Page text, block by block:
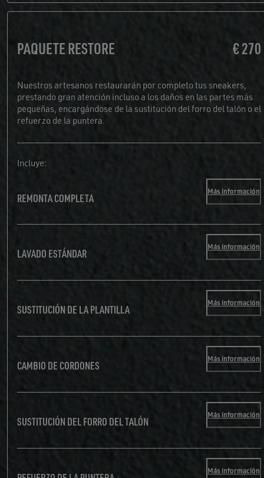
PAQUETE RESTORE € 270
Nuestros artesanos restaurarán por completo tus sneakers,
prestando gran atención incluso a los daños en las partes más
pequeñas, encargándose de la sustitución del forro del talón o el
refuerzo de la puntera.
Incluye:
REMONTA COMPLETA Más información
LAVADO ESTÁNDAR Más información
SUSTITUCIÓN DE LA PLANTILLA Más información
CAMBIO DE CORDONES Más información
SUSTITUCIÓN DEL FORRO DEL TALÓN Más información
Más información